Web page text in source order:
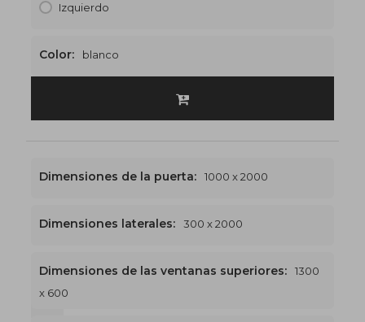
Izquierdo
Color: blanco
Dimensiones de la puerta: 1000 x 2000
Dimensiones laterales: 300 x 2000
Dimensiones de las ventanas superiores:
1300
x 600